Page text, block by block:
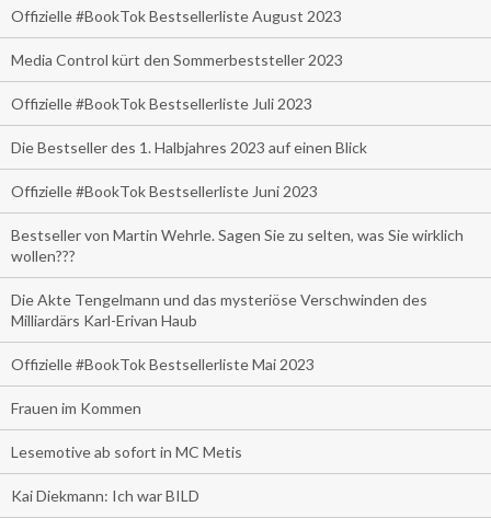
Offizielle #BookTok Bestsellerliste August 2023
Media Control kürt den Sommerbeststeller 2023
Offizielle #BookTok Bestsellerliste Juli 2023
Die Bestseller des 1. Halbjahres 2023 auf einen Blick
Offizielle #BookTok Bestsellerliste Juni 2023
Bestseller von Martin Wehrle. Sagen Sie zu selten, was Sie wirklich
wollen???
Die Akte Tengelmann und das mysteriöse Verschwinden des
Milliardärs Karl-Erivan Haub
Offizielle #BookTok Bestsellerliste Mai 2023
Frauen im Kommen
Lesemotive ab sofort in MC Metis
Kai Diekmann: Ich war BILD